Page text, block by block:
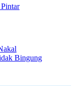
Bingung